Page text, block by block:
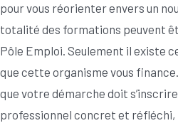
pour vous réorienter envers un
totalité des formations peuvent
Pôle Emploi. Seulement il existe
que cette organisme vous
que votre démarche doit
professionnel concret et réfléchi,